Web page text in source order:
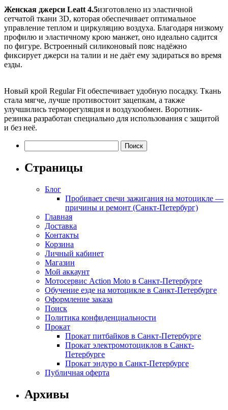
Женская джерси Leatt 4.5изготовлено из эластичной
сетчатой ткани 3D, которая обеспечивает оптимальное
управление теплом и циркуляцию воздуха. Благодаря низкому
профилю и эластичному крою манжет, оно идеально садится
по фигуре. Встроенный силиконовый пояс надёжно
фиксирует джерси на талии и не даёт ему задираться во время
езды.
Новый крой Regular Fit обеспечивает удобную посадку. Ткань
стала мягче, лучше противостоит зацепкам, а также
улучшились терморегуляция и воздухообмен. Воротник-
резинка разработан специально для использования с защитой
и без неё.
Страницы
Блог
Пробивает свечи зажигания на мотоцикле —
причины и ремонт (Санкт-Петербург)
Главная
Доставка
Контакты
Корзина
Личный кабинет
Магазин
Мой аккаунт
Мотосервис Action Moto в Санкт-Петербурге
Обучение езде на мотоцикле в Санкт-Петербурге
Оформление заказа
Поиск
Политика конфиденциальности
Прокат
Прокат питбайков в Санкт-Петербурге
Прокат электромотоциклов в Санкт-
Петербурге
Прокат эндуро в Санкт-Петербурге
Публичная оферта
Архивы